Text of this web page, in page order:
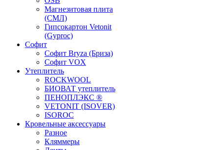
Магнезитовая плита
(СМЛ)
Гипсокартон Vetonit
(Gyproc)
Софит
Софит Bryza (Бриза)
Софит VOX
Утеплитель
ROCKWOOL
БИОВАТ утеплитель
ПЕНОПЛЭКС ®
VETONIT (ISOVER)
ISOROC
Кровельные аксессуары
Разное
Кляммеры